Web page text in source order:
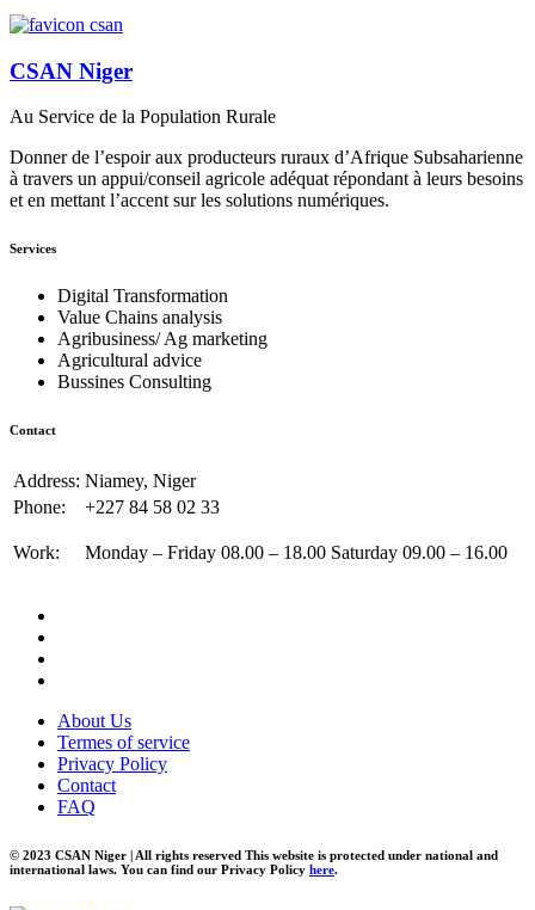
CSAN Niger
Au Service de la Population Rurale
Donner de l’espoir aux producteurs ruraux d’Afrique Subsaharienne
à travers un appui/conseil agricole adéquat répondant à leurs besoins
et en mettant l’accent sur les solutions numériques.
Services
Digital Transformation
Value Chains analysis
Agribusiness/ Ag marketing
Agricultural advice
Bussines Consulting
Contact
Address: Niamey, Niger
Phone:
+227 84 58 02 33
Work: Monday – Friday 08.00 – 18.00 Saturday 09.00 – 16.00
About Us
Termes of service
Privacy Policy
Contact
FAQ
© 2023 CSAN Niger | All rights reserved This website is protected under national and
international laws. You can find our Privacy Policy here.